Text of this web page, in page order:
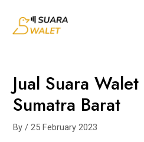
Jual Suara
Sumatra Barat
By/25 February 2023